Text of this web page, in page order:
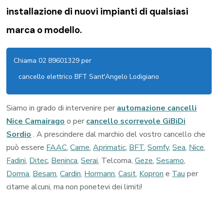
installazione di nuovi impianti di qualsiasi
marca o modello.
Chiama 02 89601329 per
cancello elettrico BFT Sant'Angelo Lodigiano
Siamo in grado di intervenire per automazione cancelli
Nice Camairago o per cancello scorrevole GiBiDi
Sordio . A prescindere dal marchio del vostro cancello che
può essere FAAC,Came,Aprimatic, BFT,Somfy,Sea, Nice,
Fadini, Ditec, Beninca,Serai, Telcoma,Geze,Sesamo,
Dorma, Besam,Cardin, Hormann,Casit, Kopron e Tau per
citarne alcuni, ma non ponetevi dei limiti!